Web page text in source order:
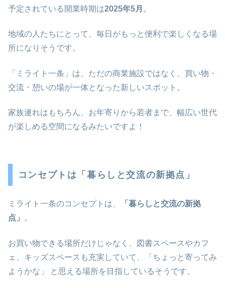
予定されている開業時期は2025年5月 。
地域の人たちにとって、毎日がもっと便利で楽しくなる場
所になりそうです。
「ミライト一条」は、ただの商業施設ではなく、買い物・
交流・憩いの場が一体となった新しいスポット。
家族連れはもちろん、お年寄りから若者まで、幅広い世代
が楽しめる空間になるみたいですよ！
コンセプトは「暮らしと交流の新拠点」
ミライト一条のコンセプトは、
「暮らしと交流の新拠
点」
。
お買い物できる場所だけじゃなく、図書スペースやカフ
ェ、キッズスペースも充実していて、「ちょっと寄ってみ
ようかな」 と思える場所を目指しているそうです。